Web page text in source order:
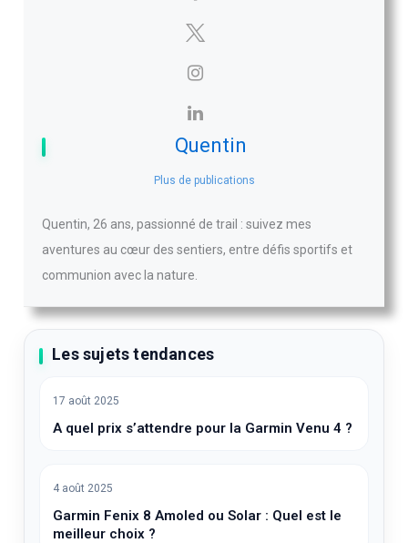
Quentin
Plus de publications
Quentin, 26 ans, passionné de trail : suivez mes
aventures au cœur des sentiers, entre défis sportifs et
communion avec la nature.
Les sujets tendances
17 août 2025
A quel prix s’attendre pour la Garmin Venu 4 ?
4 août 2025
Garmin Fenix 8 Amoled ou Solar : Quel est le
meilleur choix ?